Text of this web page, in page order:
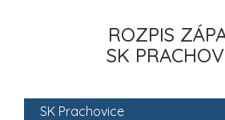
ROZPIS
SK
SK Prachovice